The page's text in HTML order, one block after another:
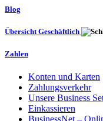
Blog
Übersicht Geschäftlich
Zahlen
Konten und Karten
Zahlungsverkehr
Unsere Business
Einkassieren